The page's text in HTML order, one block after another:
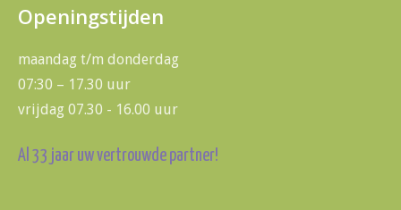
Openingstijden
maandag t/m donderdag
07:30 – 17.30 uur
vrijdag 07.30 - 16.00 uur
Al 33 jaar uw vertrouwde partner!